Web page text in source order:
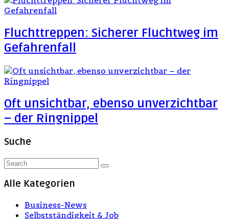
Fluchttreppen: Sicherer Fluchtweg im
Gefahrenfall
Oft unsichtbar, ebenso unverzichtbar
– der Ringnippel
Suche
Alle Kategorien
Business-News
Selbstständigkeit & Job